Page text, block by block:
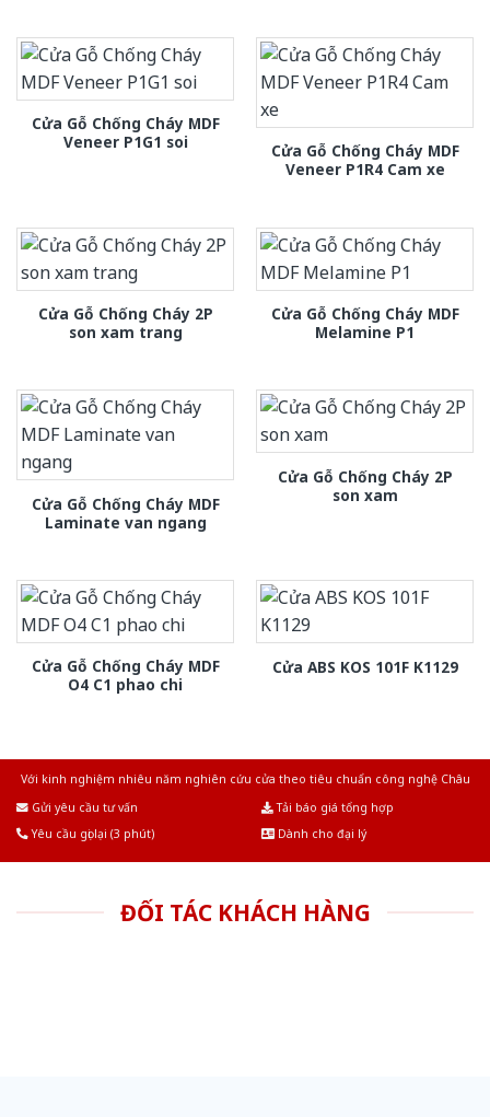
Cửa Gỗ Chống Cháy MDF
Veneer P1G1 soi
Cửa Gỗ Chống Cháy MDF
Veneer P1R4 Cam xe
Cửa Gỗ Chống Cháy 2P
son xam trang
Cửa Gỗ Chống Cháy MDF
Melamine P1
Cửa Gỗ Chống Cháy MDF
Laminate van ngang
Cửa Gỗ Chống Cháy 2P
son xam
Cửa Gỗ Chống Cháy MDF
O4 C1 phao chi
Cửa ABS KOS 101F K1129
Với kinh nghiệm nhiêu năm nghiên cứu cửa theo tiêu chuẩn công nghệ Châu
Gửi yêu cầu tư vấn
Tải báo giá tổng hợp
Yêu cầu gọi lại (3 phút)
Dành cho đại lý
ĐỐI TÁC KHÁCH HÀNG